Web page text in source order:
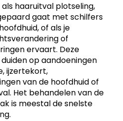
haaruitval plotseling,
gaat met schilfers
of als je
of
ervaart. Deze
op aandoeningen
ijzertekort,
van de hoofdhuid of
Het behandelen van de
is meestal de snelste